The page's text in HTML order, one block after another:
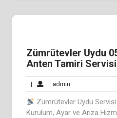
Zümrütevler Uydu
Anten Tamiri Servisi
| admin
Zümrütevler Uydu
Kurulum, Ayar ve Arıza